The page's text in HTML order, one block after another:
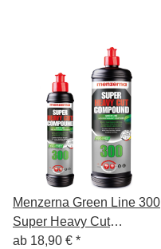
Menzerna Green Line 300
Super Heavy Cut
Compound
ab 18,90 € *